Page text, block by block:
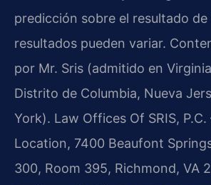
predicción sobre el resultado de
resultados pueden variar.
por Mr. Sris (admitido en
Distrito de Columbia, Nueva
York). Law Offices Of SRIS,
Location, 7400 Beaufont
300, Room 395, Richmond, VA